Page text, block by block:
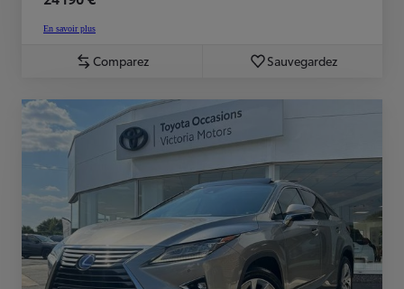
En savoir plus
Comparez Sauvegardez